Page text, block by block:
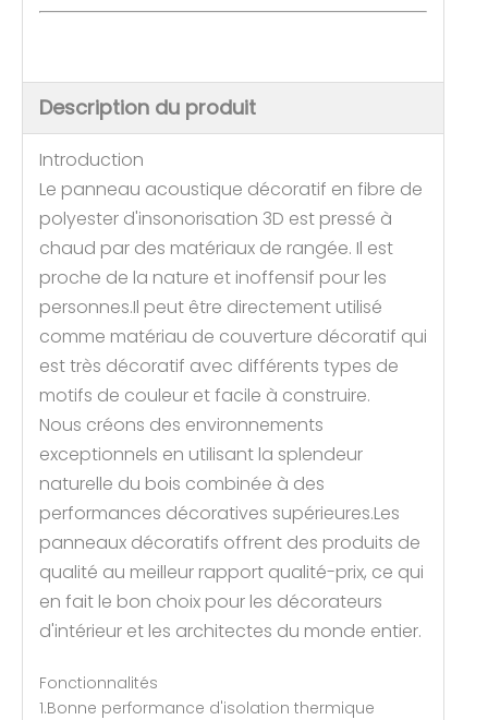
Description du produit
Introduction
Le panneau acoustique décoratif en fibre de
polyester d'insonorisation 3D est pressé à
chaud par des matériaux de rangée. Il est
proche de la nature et inoffensif pour les
personnes.Il peut être directement utilisé
comme matériau de couverture décoratif qui
est très décoratif avec différents types de
motifs de couleur et facile à construire.
Nous créons des environnements
exceptionnels en utilisant la splendeur
naturelle du bois combinée à des
performances décoratives supérieures.Les
panneaux décoratifs offrent des produits de
qualité au meilleur rapport qualité-prix, ce qui
en fait le bon choix pour les décorateurs
d'intérieur et les architectes du monde entier.
Fonctionnalités
1.Bonne performance d'isolation thermique